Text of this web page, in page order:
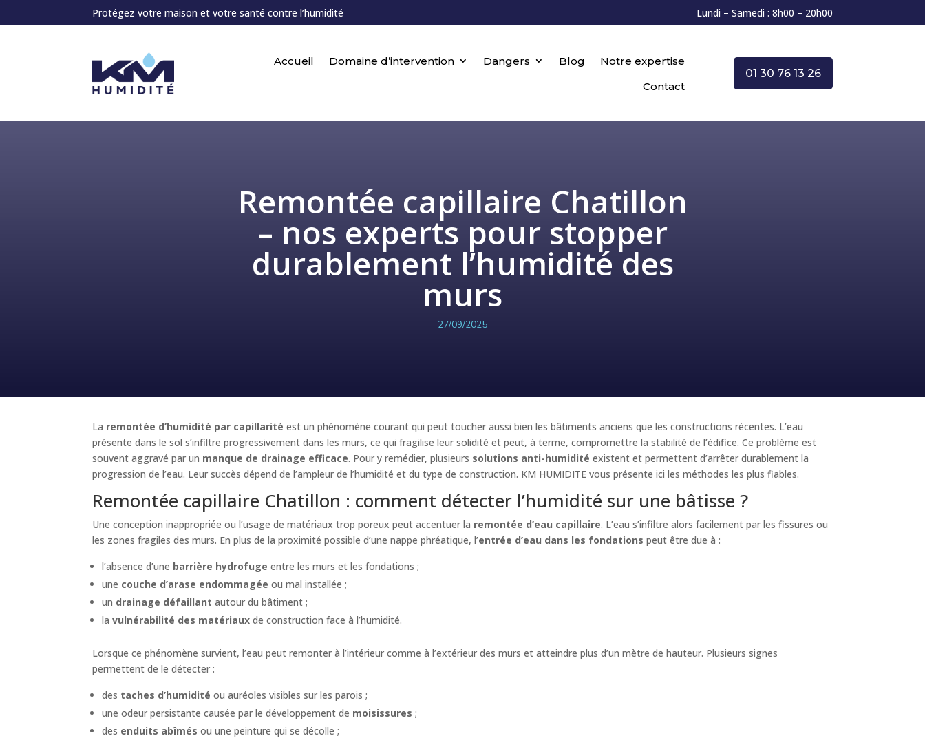
Protégez votre maison et votre santé contre l’humidité Lundi – Samedi : 8h00 – 20h00
Accueil Domaine d’intervention Dangers Blog
Notre expertise
Contact
01 30 76 13 26
Remontée capillaire Chatillon
– nos experts pour stopper
durablement l’humidité des
murs
27/09/2025
La remontée d’humidité par capillarité est un phénomène courant qui peut toucher aussi bien les bâtiments anciens que les constructions récentes. L’eau
présente dans le sol s’infiltre progressivement dans les murs, ce qui fragilise leur solidité et peut, à terme, compromettre la stabilité de l’édifice. Ce problème est
souvent aggravé par un manque de drainage efficace. Pour y remédier, plusieurs solutions anti-humidité existent et permettent d’arrêter durablement la
progression de l’eau. Leur succès dépend de l’ampleur de l’humidité et du type de construction. KM HUMIDITE vous présente ici les méthodes les plus fiables.
Remontée capillaire Chatillon : comment détecter l’humidité sur une bâtisse ?
Une conception inappropriée ou l’usage de matériaux trop poreux peut accentuer la remontée d’eau capillaire. L’eau s’infiltre alors facilement par les fissures ou
les zones fragiles des murs. En plus de la proximité possible d’une nappe phréatique, l’entrée d’eau dans les fondations peut être due à :
l’absence d’une barrière hydrofuge entre les murs et les fondations ;
une couche d’arase endommagée ou mal installée ;
un drainage défaillant autour du bâtiment ;
lavulnérabilité des matériaux de construction face à l’humidité.
Lorsque ce phénomène survient, l’eau peut remonter à l’intérieur comme à l’extérieur des murs et atteindre plus d’un mètre de hauteur. Plusieurs signes
permettent de le détecter :
des taches d’humidité ou auréoles visibles sur les parois ;
une odeur persistante causée par le développement de moisissures ;
des enduits abîmés ou une peinture qui se décolle ;